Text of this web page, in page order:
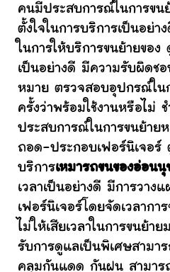
คนมีประสบการณ์ในการขน
ตั้งใจในการบริการเป็นอย่
ในการให้บริการขนย้ายขอ
เป็นอย่างดี มีความรับผิดช
หมาย ตรวจสอบอุปกรณ์ใน
ครั้งว่าพร้อมใช้งานหรือไม่
ประสบการณ์ในการขนย้าย
ถอด-ประกอบเฟอร์นิเจอร์
บริการเหมารถขนของอ่อนนุ
เวลาเป็นอย่างดี มีการวาง
เฟอร์นิเจอร์โดยจัดเวลากา
ไม่ให้เสียเวลาในการขนย้า
รับการดูแลเป็นพิเศษสามา
คลุมกันแดด กันฝน สามาร